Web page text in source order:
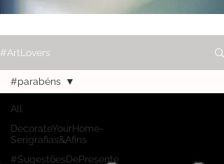
#ArtLovers
All
DecorateYourHome-
Serigrafias&Afins
#SugestõesDePresente
#parabéns